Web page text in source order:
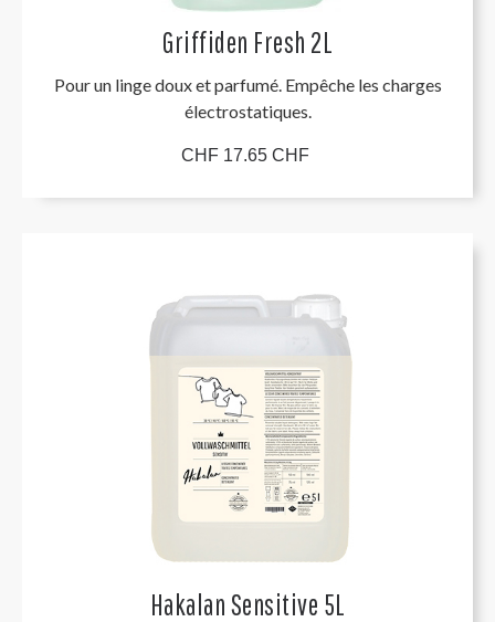
Griffiden Fresh 2L
Pour un linge doux et parfumé. Empêche les charges
électrostatiques.
CHF 17.65 CHF
Hakalan Sensitive 5L